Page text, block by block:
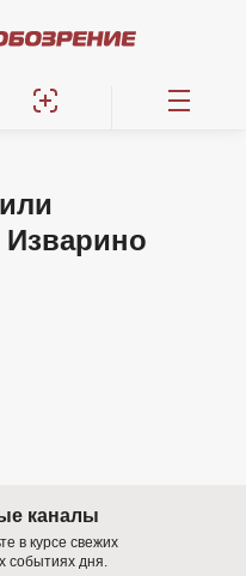
каналы
в курсе свежих
событиях дня.